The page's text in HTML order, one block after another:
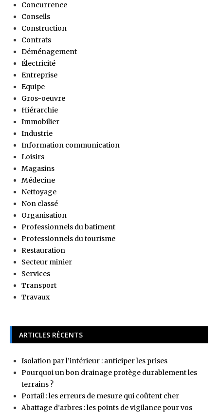
Concurrence
Conseils
Construction
Contrats
Déménagement
Électricité
Entreprise
Equipe
Gros-oeuvre
Hiérarchie
Immobilier
Industrie
Information communication
Loisirs
Magasins
Médecine
Nettoyage
Non classé
Organisation
Professionnels du batiment
Professionnels du tourisme
Restauration
Secteur minier
Services
Transport
Travaux
ARTICLES RÉCENTS
Isolation par l’intérieur : anticiper les prises
Pourquoi un bon drainage protège durablement les
terrains ?
Portail : les erreurs de mesure qui coûtent cher
Abattage d’arbres : les points de vigilance pour vos